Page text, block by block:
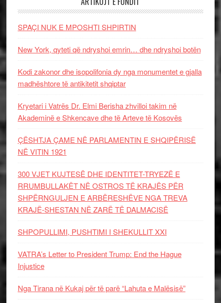
SPAÇI NUK E MPOSHTI SHPIRTIN
New York, qyteti që ndryshoi emrin… dhe ndryshoi botën
Kodi zakonor dhe isopolifonia dy nga monumentet e gjalla
madhështore të antikitetit shqiptar
Kryetari i Vatrës Dr. Elmi Berisha zhvilloi takim në
Akademinë e Shkencave dhe të Arteve të Kosovës
ÇËSHTJA ÇAME NË PARLAMENTIN E SHQIPËRISË
NË VITIN 1921
300 VJET KUJTESË DHE IDENTITET-TRYEZË E
RRUMBULLAKËT NË OSTROS TË KRAJËS PËR
SHPËRNGULJEN E ARBËRESHËVE NGA TREVA
KRAJË-SHESTAN NË ZARË TË DALMACISË
SHPOPULLIMI, PUSHTIMI I SHEKULLIT XXI
VATRA’s Letter to President Trump: End the Hague
Injustice
Nga Tirana në Kukaj për të parë “Lahuta e Malësisë”